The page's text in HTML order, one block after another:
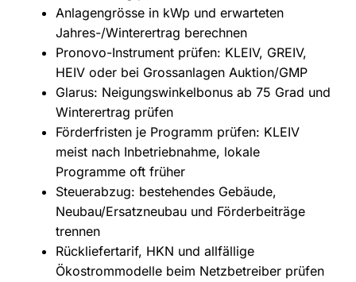
Anlagengrösse in kWp und erwarteten
Jahres-/Winterertrag berechnen
Pronovo-Instrument prüfen: KLEIV, GREIV,
HEIV oder bei Grossanlagen Auktion/GMP
Glarus: Neigungswinkelbonus ab 75 Grad und
Winterertrag prüfen
Förderfristen je Programm prüfen: KLEIV
meist nach Inbetriebnahme, lokale
Programme oft früher
Steuerabzug: bestehendes Gebäude,
Neubau/Ersatzneubau und Förderbeiträge
trennen
Rückliefertarif, HKN und allfällige
Ökostrommodelle beim Netzbetreiber prüfen